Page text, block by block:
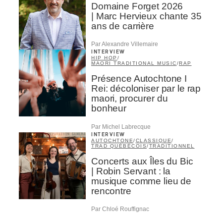
Domaine Forget 2026
| Marc Hervieux chante 35
ans de carrière
Par Alexandre Villemaire
INTERVIEW
HIP HOP /
MAORI TRADITIONAL MUSIC/RAP
Présence Autochtone I
Rei: décoloniser par le rap
maori, procurer du
bonheur
Par Michel Labrecque
INTERVIEW
AUTOCHTONE/CLASSIQUE/
TRAD QUÉBÉCOIS/TRADITIONNEL
Concerts aux Îles du Bic
| Robin Servant : la
musique comme lieu de
rencontre
Par Chloé Rouffignac